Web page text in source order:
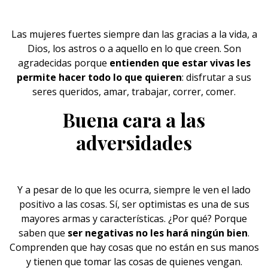
Las mujeres fuertes siempre dan las gracias a la vida, a
Dios, los astros o a aquello en lo que creen. Son
agradecidas porque entienden que estar vivas les
permite hacer todo lo que quieren: disfrutar a sus
seres queridos, amar, trabajar, correr, comer.
Buena cara a las
adversidades
Y a pesar de lo que les ocurra, siempre le ven el lado
positivo a las cosas. Sí, ser optimistas es una de sus
mayores armas y características. ¿Por qué? Porque
saben que ser negativas no les hará ningún bien.
Comprenden que hay cosas que no están en sus manos
y tienen que tomar las cosas de quienes vengan.